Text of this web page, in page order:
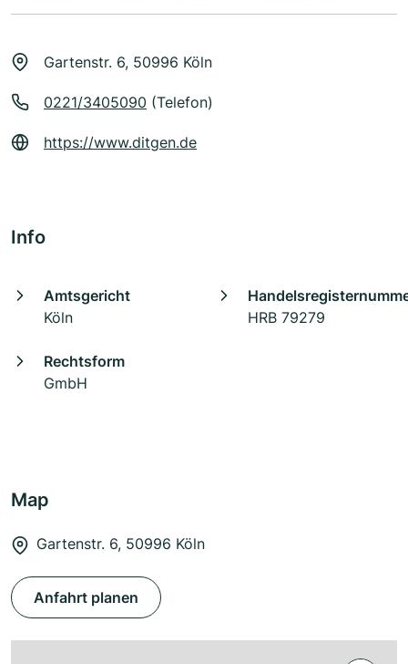
Gartenstr. 6, 50996 Köln
0221/3405090 (Telefon)
https://www.ditgen.de
Info
Amtsgericht
Köln
HRB 79279
Rechtsform
GmbH
Map
Gartenstr. 6, 50996 Köln
Anfahrt planen